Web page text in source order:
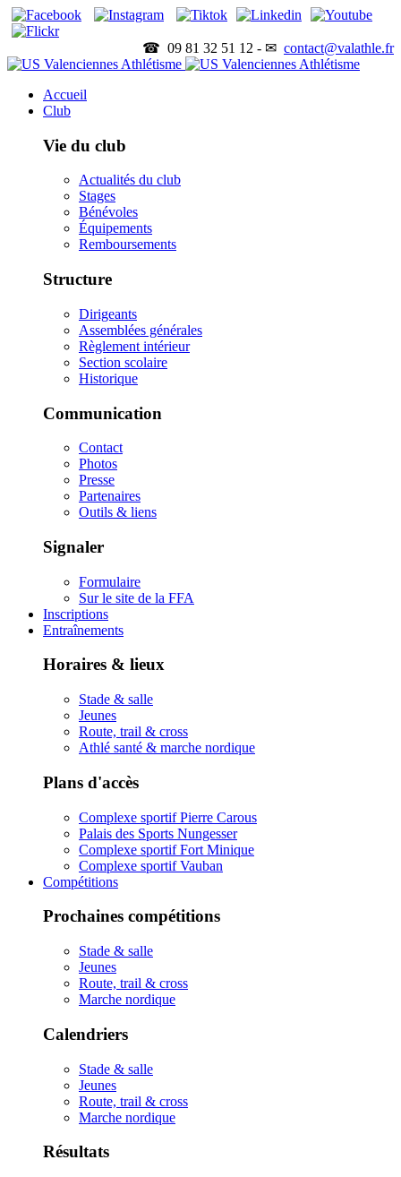
☎ 09 81 32 51 12 - ✉ contact@valathle.fr
Accueil
Club
Vie du club
Actualités du club
Stages
Bénévoles
Équipements
Remboursements
Structure
Dirigeants
Assemblées générales
Règlement intérieur
Section scolaire
Historique
Communication
Contact
Photos
Presse
Partenaires
Outils & liens
Signaler
Formulaire
Sur le site de la FFA
Inscriptions
Entraînements
Horaires & lieux
Stade & salle
Jeunes
Route, trail & cross
Athlé santé & marche nordique
Plans d'accès
Complexe sportif Pierre Carous
Palais des Sports Nungesser
Complexe sportif Fort Minique
Complexe sportif Vauban
Compétitions
Prochaines compétitions
Stade & salle
Jeunes
Route, trail & cross
Marche nordique
Calendriers
Stade & salle
Jeunes
Route, trail & cross
Marche nordique
Résultats